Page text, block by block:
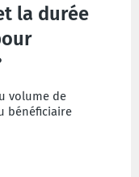
la durée
volume de
bénéficiaire